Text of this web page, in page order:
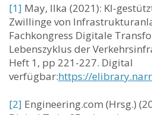
[1] May, Ilka (2021): KI-
Zwillinge von
Fachkongress Digitale
Lebenszyklus der
Heft 1, pp 221-227. Digital
verfügbar:https://
[2] Engineering.com (Hrsg.)